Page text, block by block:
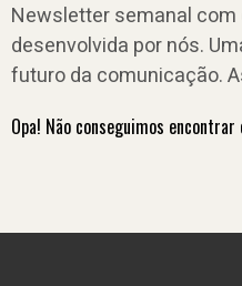
Newsletter semanal
desenvolvida por nós.
futuro da comunicação.
Opa! Não conseguimos